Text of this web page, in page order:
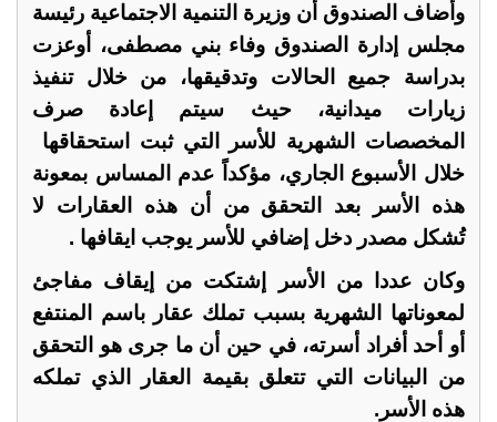
وأضاف الصندوق أن وزيرة التنمية الاجتماعية رئيسة
مجلس إدارة الصندوق وفاء بني مصطفى، أوعزت
بدراسة جميع الحالات وتدقيقها، من خلال تنفيذ
زيارات ميدانية، حيث سيتم إعادة صرف
المخصصات الشهرية للأسر التي ثبت استحقاقها
خلال الأسبوع الجاري، مؤكداً عدم المساس بمعونة
هذه الأسر بعد التحقق من أن هذه العقارات لا
تُشكل مصدر دخل إضافي للأسر يوجب ايقافها .
وكان عددا من الأسر إشتكت من إيقاف مفاجئ
لمعوناتها الشهرية بسبب تملك عقار باسم المنتفع
أو أحد أفراد أسرته، في حين أن ما جرى هو التحقق
من البيانات التي تتعلق بقيمة العقار الذي تملكه
هذه الأسر.